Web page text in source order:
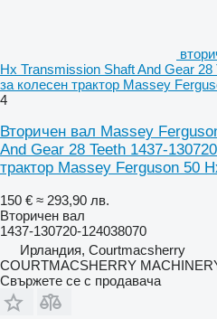
Hx Transmission Shaft And Gear
за колесен трактор Massey
4
Вторичен вал Massey
And Gear 28 Teeth 1437-
трактор Massey Ferguson 50
150 € ≈ 293,90 лв.
Вторичен вал
1437-130720-124038070
Ирландия, Courtmacsherry
COURTMACSHERRY
Свържете се с продавача